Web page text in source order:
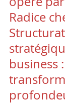
Radice
business